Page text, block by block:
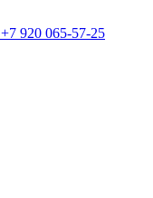
+7 920 065-57-25